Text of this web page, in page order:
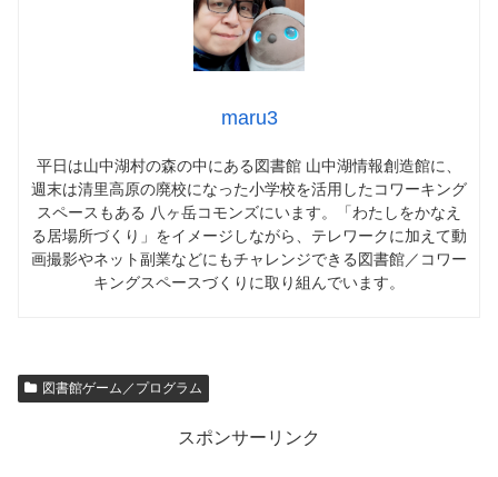
maru3
平日は山中湖村の森の中にある図書館 山中湖情報創造館に、
週末は清里高原の廃校になった小学校を活用したコワーキング
スペースもある 八ヶ岳コモンズにいます。「わたしをかなえ
る居場所づくり」をイメージしながら、テレワークに加えて動
画撮影やネット副業などにもチャレンジできる図書館／コワー
キングスペースづくりに取り組んでいます。
図書館ゲーム／プログラム
スポンサーリンク